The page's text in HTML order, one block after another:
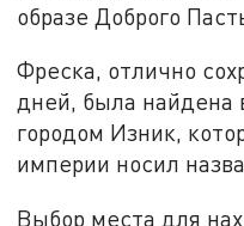
образе Доброго
Фреска, отлично
дней, была найдена
городом Изник,
империи носил
Выбор места для